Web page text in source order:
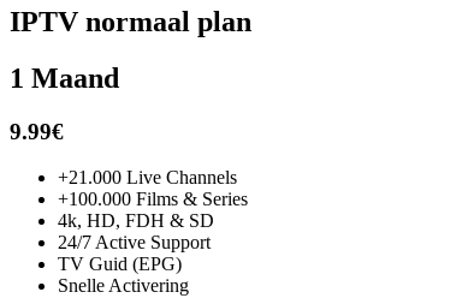
IPTV normaal plan
1 Maand
9.99€
+21.000 Live Channels
+100.000 Films & Series
4k, HD, FDH & SD
24/7 Active Support
TV Guid (EPG)
Snelle Activering